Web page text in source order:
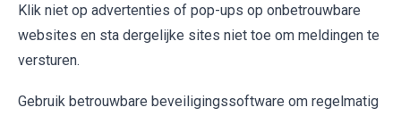
Klik niet op advertenties of pop-ups op onbetrouwbare
websites en sta dergelijke sites niet toe om meldingen te
versturen.
Gebruik betrouwbare beveiligingssoftware om regelmatig